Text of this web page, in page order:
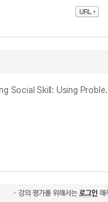
관계 기술을 적용한 대화 중심 감상법 미술 수업 지도안